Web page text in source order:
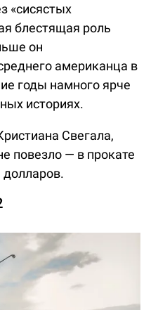
«сисястых
блестящая роль
он
американца в
годы намного ярче
историях.
Свегала,
повезло — в прокате